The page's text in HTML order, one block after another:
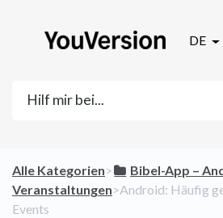
DE
Alle Kategorien​>​ ​Bibel-App –
Veranstaltungen​>​ Android: Häufig
Events